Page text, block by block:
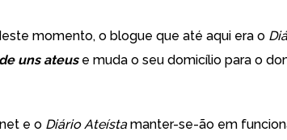
momento, o blogue que até aqui era o
uns ateuse muda o seu domicílio para o
e o Diário Ateístamanter-se-ão em